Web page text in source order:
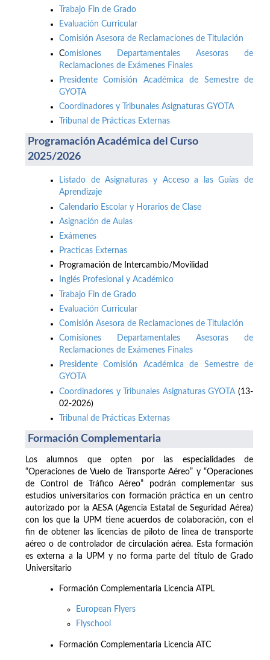
Trabajo Fin de Grado
Evaluación Curricular
Comisión Asesora de Reclamaciones de Titulación
Comisiones Departamentales Asesoras de
Reclamaciones de Exámenes Finales
Presidente Comisión Académica de Semestre de
GYOTA
Coordinadores y Tribunales Asignaturas GYOTA
Tribunal de Prácticas Externas
Programación Académica del Curso
2025/2026
Listado de Asignaturas y Acceso a las Guías de
Aprendizaje
Calendario Escolar y Horarios de Clase
Asignación de Aulas
Exámenes
Practicas Externas
Programación de Intercambio/Movilidad
Inglés Profesional y Académico
Trabajo Fin de Grado
Evaluación Curricular
Comisión Asesora de Reclamaciones de Titulación
Comisiones Departamentales Asesoras de
Reclamaciones de Exámenes Finales
Presidente Comisión Académica de Semestre de
GYOTA
Coordinadores y Tribunales Asignaturas GYOTA (13-
02-2026)
Tribunal de Prácticas Externas
Formación Complementaria
Los alumnos que opten por las especialidades de
“Operaciones de Vuelo de Transporte Aéreo” y “Operaciones
de Control de Tráfico Aéreo” podrán complementar sus
estudios universitarios con formación práctica en un centro
autorizado por la AESA (Agencia Estatal de Seguridad Aérea)
con los que la UPM tiene acuerdos de colaboración, con el
fin de obtener las licencias de piloto de línea de transporte
aéreo o de controlador de circulación aérea. Esta formación
es externa a la UPM y no forma parte del título de Grado
Universitario
Formación Complementaria Licencia ATPL
European Flyers
Flyschool
Formación Complementaria Licencia ATC